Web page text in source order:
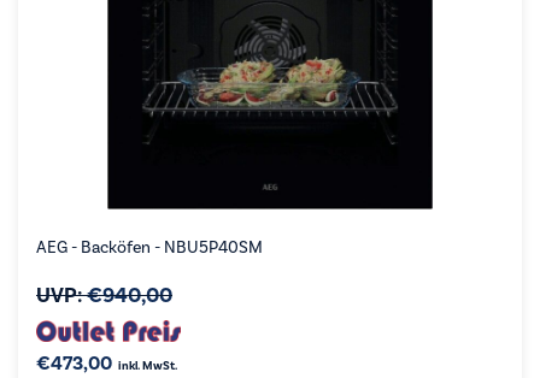
AEG - Backöfen - NBU5P40SM
UVP:€940,00
€473,00 inkl. MwSt.